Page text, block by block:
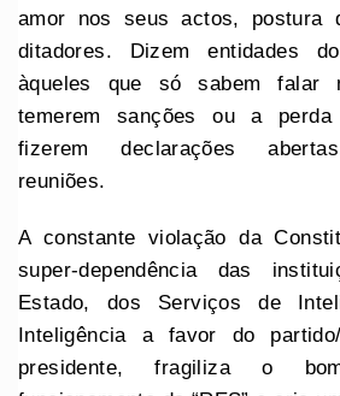
amor nos seus actos, postura
ditadores. Dizem entidades
àqueles que só sabem falar
temerem sanções ou a
fizerem declarações
reuniões.
A constante violação da
super-dependência das
Estado, dos Serviços de
Inteligência a favor do
presidente, fragiliza o